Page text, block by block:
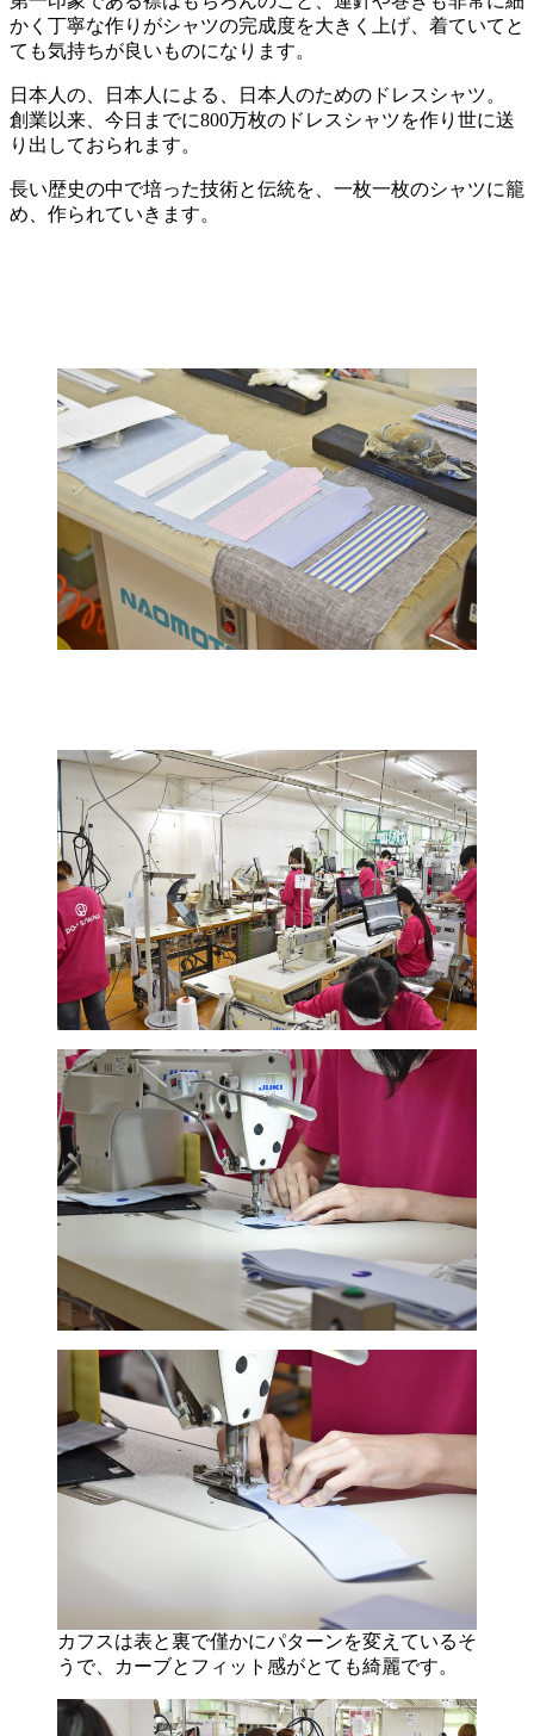
かく丁寧な作りがシャツの完成度を大きく上げ、着ていてと
ても気持ちが良いものになります。
日本人の、日本人による、日本人のためのドレスシャツ。
創業以来、今日までに800万枚のドレスシャツを作り世に送
り出しておられます。
長い歴史の中で培った技術と伝統を、一枚一枚のシャツに籠
め、作られていきます。
カフスは表と裏で僅かにパターンを変えているそ
うで、カーブとフィット感がとても綺麗です。